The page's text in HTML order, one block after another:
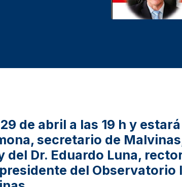
de abril a las 19 h y
secretario de
del Dr. Eduardo Luna,
del